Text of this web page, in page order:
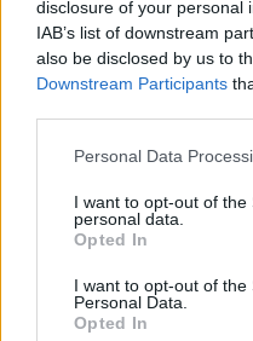
disclosure of your personal
IAB’s list of downstream
also be disclosed by us to
Downstream Participants
Personal Data
I want to opt-out of the
personal data.
Opted In
I want to opt-out of the
Personal Data.
Opted In
γαμήλιο τραπέζι